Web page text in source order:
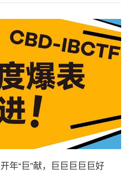
开年“巨”献，巨巨巨巨巨好